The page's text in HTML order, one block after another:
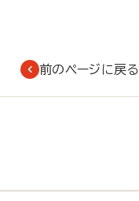
前のページに戻る